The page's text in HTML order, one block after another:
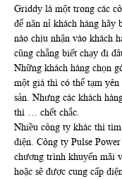
Griddy là một trong các
để năn nỉ khách hàng hãy
nào chịu nhận vào khách
cũng chẳng biết chạy đi
Những khách hàng chọn
một giá thì có thể tạm
sản. Nhưng các khách
thì … chết chắc.
Nhiều công ty khác thì
điện. Công ty Pulse
chương trình khuyến mãi
hoặc sẽ được cung cấp